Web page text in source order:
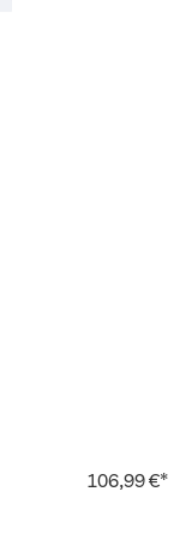
106,99 €*